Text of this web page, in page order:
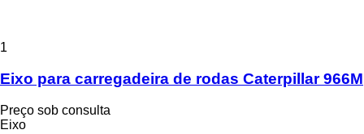
1
Eixo para carregadeira de rodas Caterpillar 966M
Preço sob consulta
Eixo